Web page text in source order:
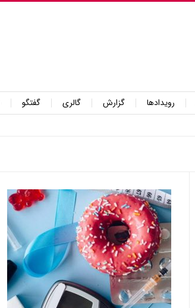
رویدادها گزارش گالری گفتگو